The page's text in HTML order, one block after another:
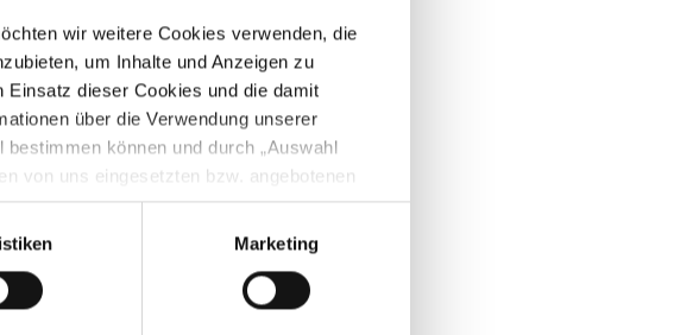
wir weitere Cookies verwenden, die
um Inhalte und Anzeigen zu
Einsatz dieser Cookies und die damit
über die Verwendung unserer
können und durch „Auswahl
von uns eingesetzten bzw. angebotenen
willigen Sie zugleich gem. Art.
Cookies entstehenden
Marketing